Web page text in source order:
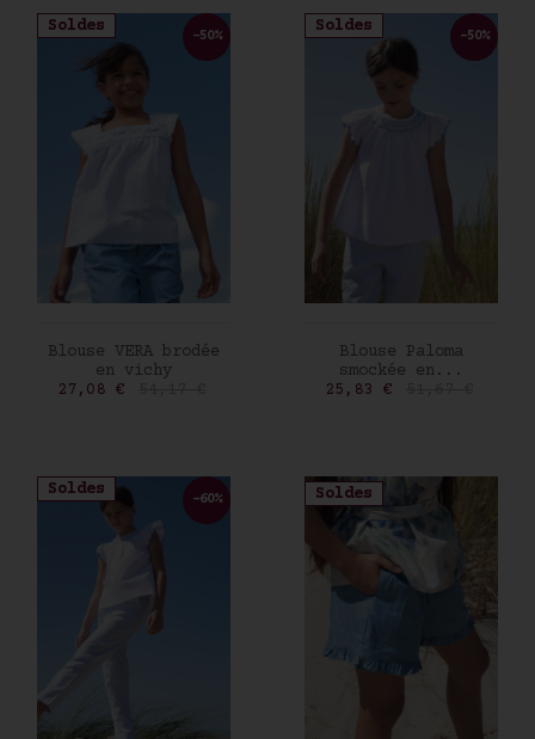
Soldes
AJOUTER AU PANIER
Blouse VERA brodée
en vichy
Prix
27,08 €
-50%
Soldes
AJOUTER AU PANIER
Blouse Paloma
smockée en...
Prix
25,83 €
-50%
Soldes
-60% Soldes